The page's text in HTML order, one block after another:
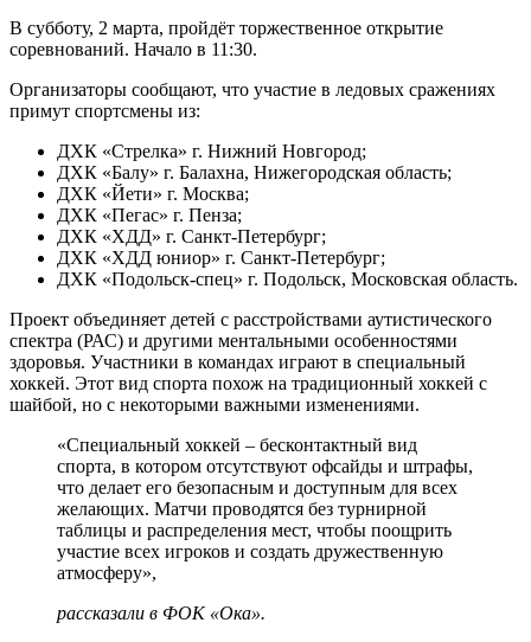
В субботу, 2 марта, пройдёт торжественное открытие
соревнований. Начало в 11:30.
Организаторы сообщают, что участие в ледовых сражениях
примут спортсмены из:
ДХК «Стрелка» г. Нижний Новгород;
ДХК «Балу» г. Балахна, Нижегородская область;
ДХК «Йети» г. Москва;
ДХК «Пегас» г. Пенза;
ДХК «ХДД» г. Санкт-Петербург;
ДХК «ХДД юниор» г. Санкт-Петербург;
ДХК «Подольск-спец» г. Подольск, Московская область.
Проект объединяет детей с расстройствами аутистического
спектра (РАС) и другими ментальными особенностями
здоровья. Участники в командах играют в специальный
хоккей. Этот вид спорта похож на традиционный хоккей с
шайбой, но с некоторыми важными изменениями.
«Специальный хоккей – бесконтактный вид
спорта, в котором отсутствуют офсайды и штрафы,
что делает его безопасным и доступным для всех
желающих. Матчи проводятся без турнирной
таблицы и распределения мест, чтобы поощрить
участие всех игроков и создать дружественную
атмосферу»,
рассказали в ФОК «Ока».